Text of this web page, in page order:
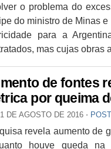
o problema do
do ministro de Minas
para a
mas cujas
de fontes
por queima
1 DE AGOSTO DE 2016 ⋅
revela aumento de
houve queda